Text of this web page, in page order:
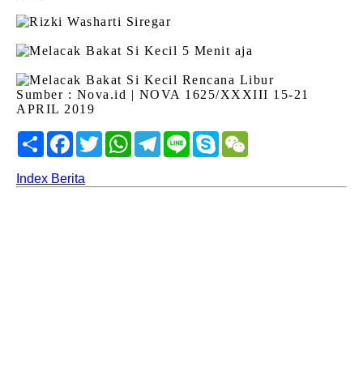
Sumber : Nova.id | NOVA 1625/XXXIII 15-21
APRIL 2019
Share Facebook
TwitterWhatsAppTelegram
Line Skype
Index Berita